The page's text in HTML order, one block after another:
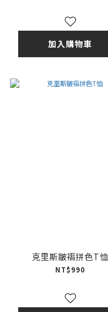
加入購物車
克里斯皺褶拼色T恤
NT$990